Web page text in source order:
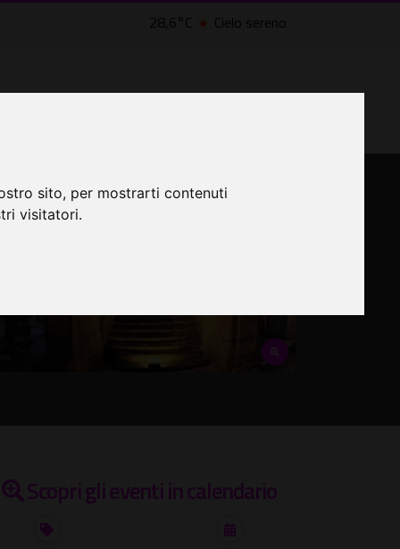
sito, per mostrarti contenuti
visitatori.
28,6°C Cielo sereno
EVENTI ˅ CINEMA ˅
Scopri gli eventi in calendario